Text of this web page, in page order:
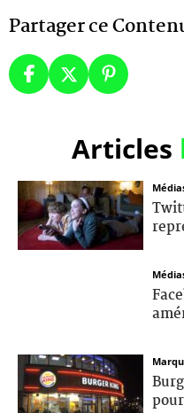
Partager ce
Articles